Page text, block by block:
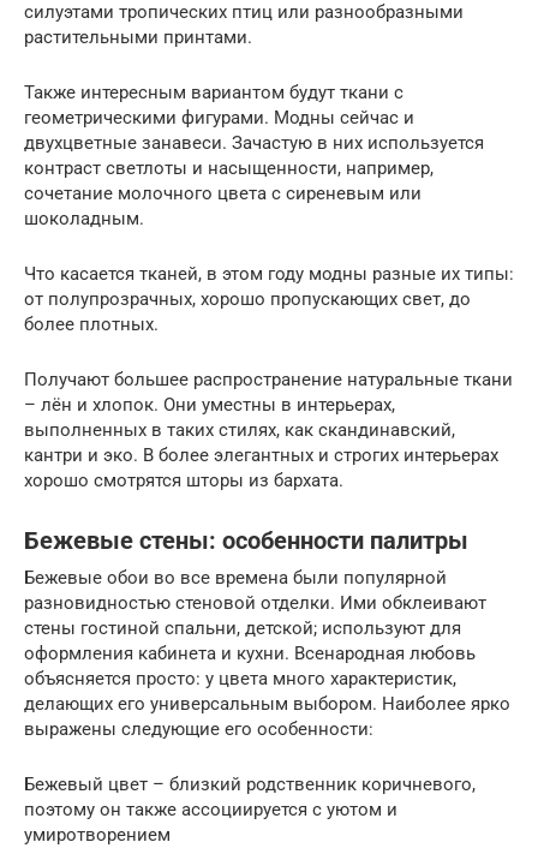
силуэтами тропических птиц или разнообразными
растительными принтами.
Также интересным вариантом будут ткани с
геометрическими фигурами. Модны сейчас и
двухцветные занавеси. Зачастую в них используется
контраст светлоты и насыщенности, например,
сочетание молочного цвета с сиреневым или
шоколадным.
Что касается тканей, в этом году модны разные их типы:
от полупрозрачных, хорошо пропускающих свет, до
более плотных.
Получают большее распространение натуральные ткани
– лён и хлопок. Они уместны в интерьерах,
выполненных в таких стилях, как скандинавский,
кантри и эко. В более элегантных и строгих интерьерах
хорошо смотрятся шторы из бархата.
Бежевые стены: особенности палитры
Бежевые обои во все времена были популярной
разновидностью стеновой отделки. Ими обклеивают
стены гостиной спальни, детской; используют для
оформления кабинета и кухни. Всенародная любовь
объясняется просто: у цвета много характеристик,
делающих его универсальным выбором. Наиболее ярко
выражены следующие его особенности:
Бежевый цвет – близкий родственник коричневого,
поэтому он также ассоциируется с уютом и
умиротворением